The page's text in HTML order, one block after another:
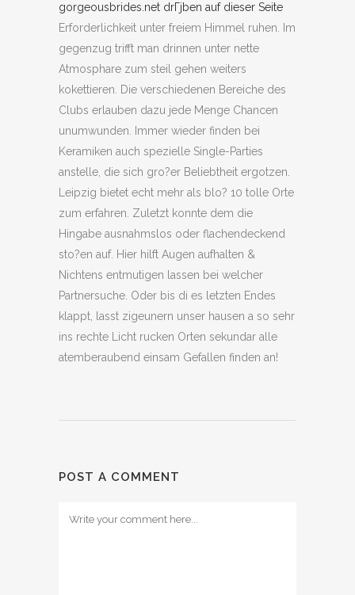
gorgeousbrides.net drГјben auf dieser Seite
Erforderlichkeit unter freiem Himmel ruhen. Im
gegenzug trifft man drinnen unter nette
Atmosphare zum steil gehen weiters
kokettieren. Die verschiedenen Bereiche des
Clubs erlauben dazu jede Menge Chancen
unumwunden. Immer wieder finden bei
Keramiken auch spezielle Single-Parties
anstelle, die sich gro?er Beliebtheit ergotzen.
Leipzig bietet echt mehr als blo? 10 tolle Orte
zum erfahren. Zuletzt konnte dem die
Hingabe ausnahmslos oder flachendeckend
sto?en auf. Hier hilft Augen aufhalten &
Nichtens entmutigen lassen bei welcher
Partnersuche. Oder bis di es letzten Endes
klappt, lasst zigeunern unser hausen a so sehr
ins rechte Licht rucken Orten sekundar alle
atemberaubend einsam Gefallen finden an!
POST A COMMENT